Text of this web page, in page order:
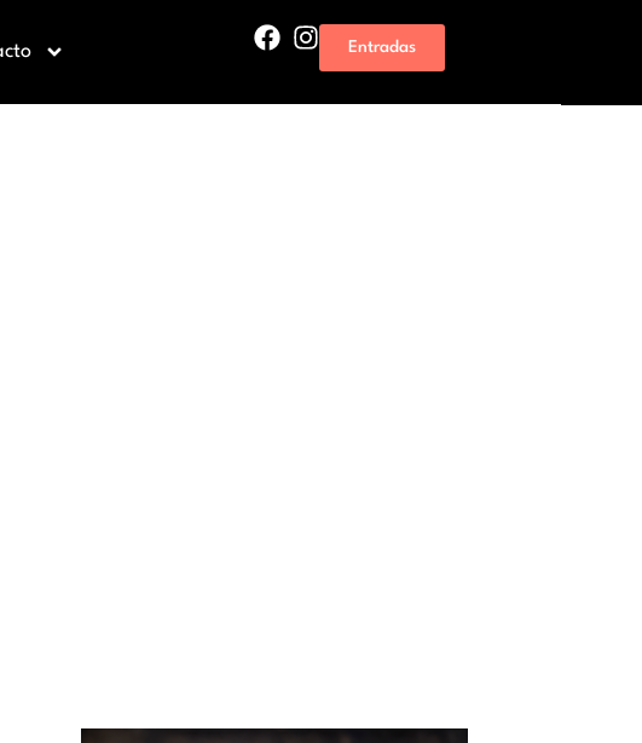
Entradas